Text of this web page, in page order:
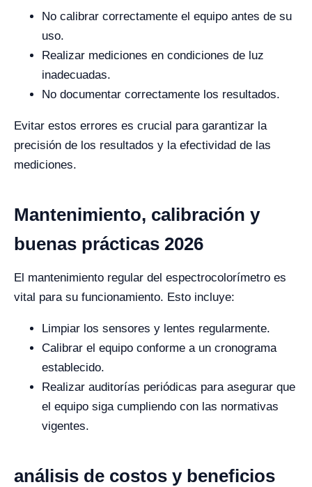
No calibrar correctamente el equipo antes de su
uso.
Realizar mediciones en condiciones de luz
inadecuadas.
No documentar correctamente los resultados.
Evitar estos errores es crucial para garantizar la
precisión de los resultados y la efectividad de las
mediciones.
Mantenimiento, calibración y
buenas prácticas 2026
El mantenimiento regular del espectrocolorímetro es
vital para su funcionamiento. Esto incluye:
Limpiar los sensores y lentes regularmente.
Calibrar el equipo conforme a un cronograma
establecido.
Realizar auditorías periódicas para asegurar que
el equipo siga cumpliendo con las normativas
vigentes.
análisis de costos y beneficios